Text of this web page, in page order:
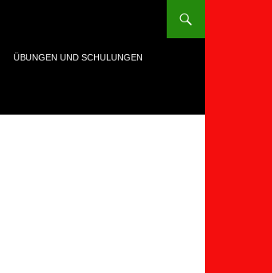
ÜBUNGEN UND SCHULUNGEN